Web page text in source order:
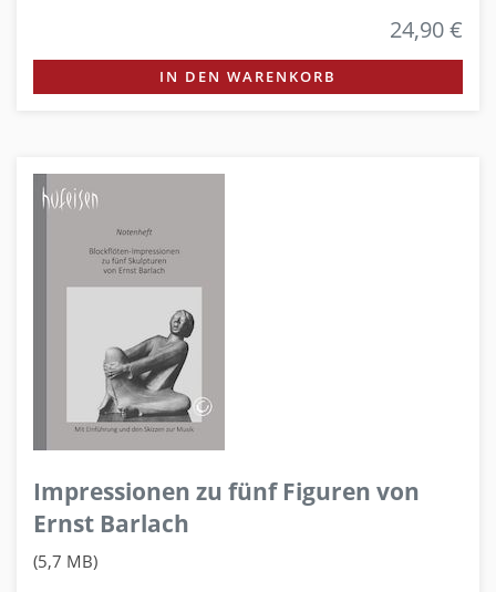
24,90 €
IN DEN WARENKORB
Impressionen zu fünf Figuren von
Ernst Barlach
(5,7 MB)